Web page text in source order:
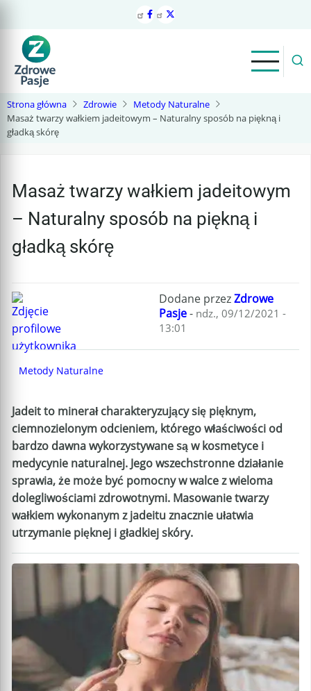
treści
Strona główna Zdrowie
Metody Naturalne
Masaż twarzy wałkiem jadeitowym – Naturalny sposób na piękną i
gładką skórę
Masaż twarzy wałkiem jadeitowym
– Naturalny sposób na piękną i
gładką skórę
Dodane przezZdrowe
Pasje- ndz., 09/12/2021 -
13:01
Metody Naturalne
Jadeit to minerał charakteryzujący się pięknym,
ciemnozielonym odcieniem, którego właściwości od
bardzo dawna wykorzystywane są w kosmetyce i
medycynie naturalnej. Jego wszechstronne działanie
sprawia, że może być pomocny w walce z wieloma
dolegliwościami zdrowotnymi. Masowanie twarzy
wałkiem wykonanym z jadeitu znacznie ułatwia
utrzymanie pięknej i gładkiej skóry.